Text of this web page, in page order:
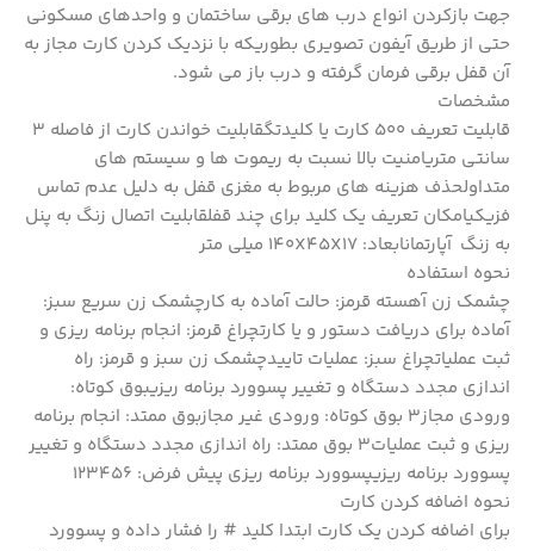
جهت بازکردن انواع درب های برقی ساختمان و واحدهای مسکونی
حتی از طریق آیفون تصویری بطوریکه با نزدیک کردن کارت مجاز به
آن قفل برقی فرمان گرفته و درب باز می شود.
مشخصات
قابلیت تعریف 500 کارت یا کلیدتگقابلیت خواندن کارت از فاصله 3
سانتی متریامنیت بالا نسبت به ریموت ها و سیستم های
متداولحذف هزینه های مربوط به مغزی قفل به دلیل عدم تماس
فزیکیامکان تعریف یک کلید برای چند قفلقابلیت اتصال زنگ به پنل
به زنگ آپارتمانابعاد: 140X45X17 میلی متر
نحوه استفاده
چشمک زن آهسته قرمز: حالت آماده به کارچشمک زن سریع سبز:
آماده برای دریافت دستور و یا کارتچراغ قرمز: انجام برنامه ریزی و
ثبت عملیاتچراغ سبز: عملیات تاییدچشمک زن سبز و قرمز: راه
اندازی مجدد دستگاه و تغییر پسوورد برنامه ریزیبوق کوتاه:
ورودی مجاز3 بوق کوتاه: ورودی غیر مجازبوق ممتد: انجام برنامه
ریزی و ثبت عملیات3 بوق ممتد: راه اندازی مجدد دستگاه و تغییر
پسوورد برنامه ریزیپسوورد برنامه ریزی پیش فرض: 123456
نحوه اضافه کردن کارت
برای اضافه کردن یک کارت ابتدا کلید # را فشار داده و پسوورد